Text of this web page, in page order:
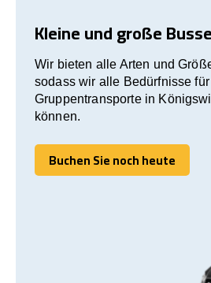
Kleine und große Busse
Wir bieten alle Arten und
sodass wir alle Bedürfnisse für
Gruppentransporte in
können.
Buchen Sie noch heute
Buchen Sie noch heute